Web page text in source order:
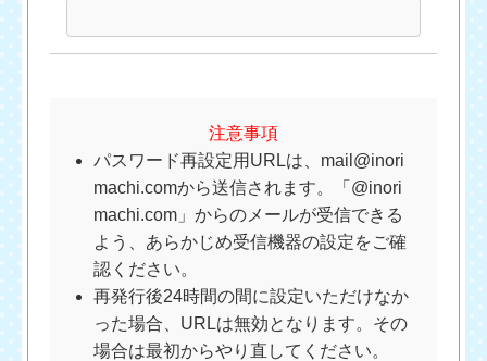
注意事項
パスワード再設定用URLは、mail@inori
machi.comから送信されます。「@inori
machi.com」からのメールが受信できる
よう、あらかじめ受信機器の設定をご確
認ください。
再発行後24時間の間に設定いただけなか
った場合、URLは無効となります。その
場合は最初からやり直してください。